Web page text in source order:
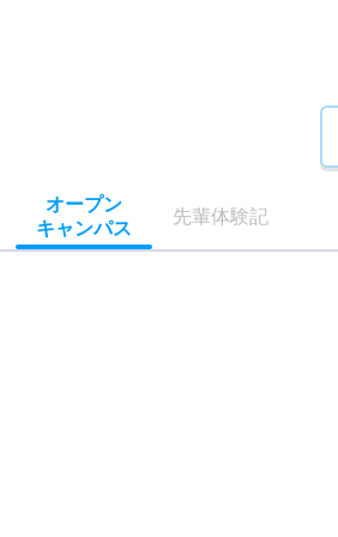
オープン
キャンパス
先輩体験記